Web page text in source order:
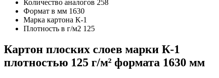
Количество аналогов 258
Формат в мм 1630
Марка картона К-1
Плотность в г/м2 125
Картон плоских слоев марки К-1
плотностью 125 г/м² формата 1630 мм